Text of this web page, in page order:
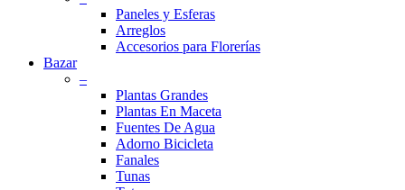
Paneles y Esferas
Arreglos
Accesorios para Florerías
Bazar
–
Plantas Grandes
Plantas En Maceta
Fuentes De Agua
Adorno Bicicleta
Fanales
Tunas